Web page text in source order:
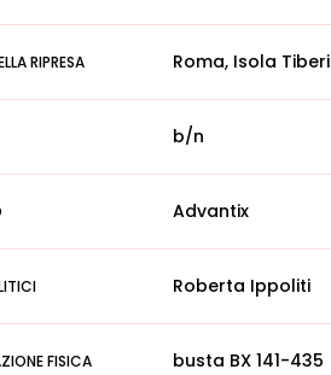
RIPRESA Roma, Isola
b/n
Advantix
Roberta Ippoliti
FISICA busta BX 141-435